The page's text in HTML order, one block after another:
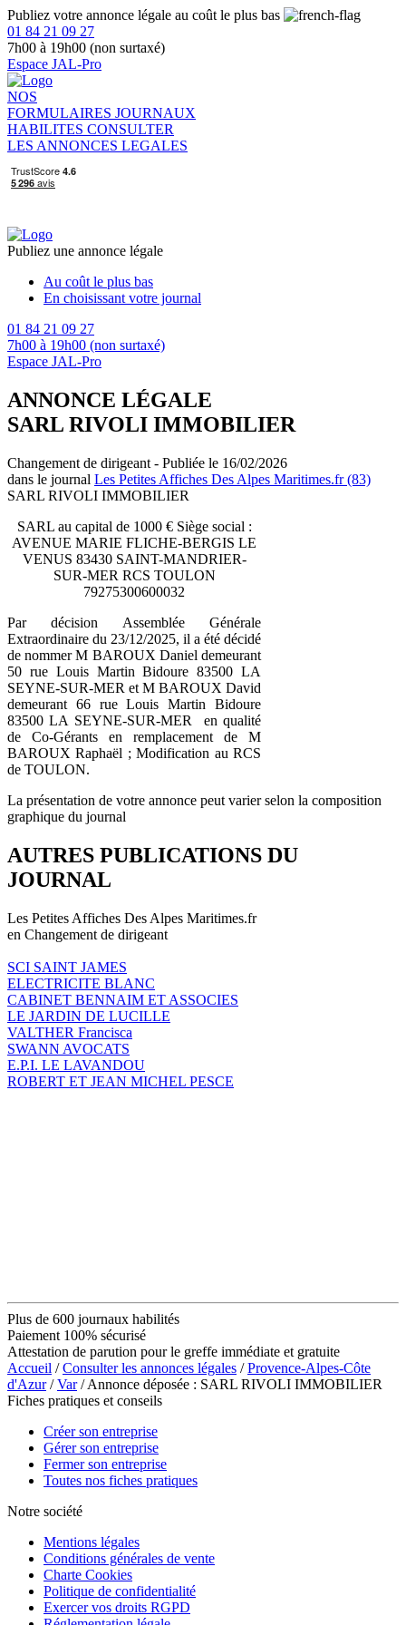
Publiez votre annonce légale au coût le plus bas
01 84 21 09 27
7h00 à 19h00 (non surtaxé)
Espace JAL-Pro
NOS
FORMULAIRES JOURNAUX
HABILITES CONSULTER
LES ANNONCES LEGALES
Publiez une annonce légale
Au coût le plus bas
En choisissant votre journal
01 84 21 09 27
7h00 à 19h00 (non surtaxé)
Espace JAL-Pro
ANNONCE LÉGALE
SARL RIVOLI IMMOBILIER
Changement de dirigeant - Publiée le 16/02/2026
dans le journal Les Petites Affiches Des Alpes Maritimes.fr (83)
SARL RIVOLI IMMOBILIER
SARL au capital de 1000 € Siège social :
AVENUE MARIE FLICHE-BERGIS LE
VENUS 83430 SAINT-MANDRIER-
SUR-MER RCS TOULON
79275300600032
Par décision Assemblée Générale
Extraordinaire du 23/12/2025, il a été décidé
de nommer M BAROUX Daniel demeurant
50 rue Louis Martin Bidoure 83500 LA
SEYNE-SUR-MER et M BAROUX David
demeurant 66 rue Louis Martin Bidoure
83500 LA SEYNE-SUR-MER en qualité
de Co-Gérants en remplacement de M
BAROUX Raphaël ; Modification au RCS
de TOULON.
La présentation de votre annonce peut varier selon la composition
graphique du journal
AUTRES PUBLICATIONS DU
JOURNAL
Les Petites Affiches Des Alpes Maritimes.fr
en Changement de dirigeant
SCI SAINT JAMES
ELECTRICITE BLANC
CABINET BENNAIM ET ASSOCIES
LE JARDIN DE LUCILLE
VALTHER Francisca
SWANN AVOCATS
E.P.I. LE LAVANDOU
ROBERT ET JEAN MICHEL PESCE
Plus de 600 journaux habilités
Paiement 100% sécurisé
Attestation de parution pour le greffe immédiate et gratuite
Accueil /Consulter les annonces légales /Provence-Alpes-Côte
d'Azur/Var/ Annonce déposée : SARL RIVOLI IMMOBILIER
Fiches pratiques et conseils
Créer son entreprise
Gérer son entreprise
Fermer son entreprise
Toutes nos fiches pratiques
Notre société
Mentions légales
Conditions générales de vente
Charte Cookies
Politique de confidentialité
Exercer vos droits RGPD